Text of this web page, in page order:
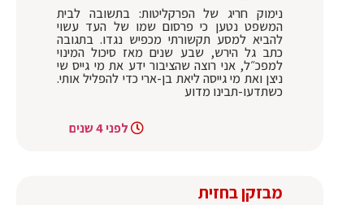
נימוק חריג של הפרקליטות: בתשובה לבית
המשפט נטען כי פרסום שמו של העד עשוי
להביא למסע תקשורתי מכפיש נגדו. בתגובה
כתב גל הירש, ‏שבע שנים מאז סיכול המינוי
למפכ״ל, אני רוצה שהציבור ידע את מי גייס שי
ניצן ואת מי גייסה ליאת בן-ארי כדי להפליל אותי.
כשתדעו-תבינו מדוע
לפני 4 שנים
מבזקן בחזית